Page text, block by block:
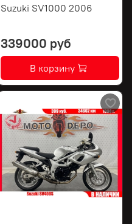
Suzuki SV1000 2006
339000 руб
В корзину